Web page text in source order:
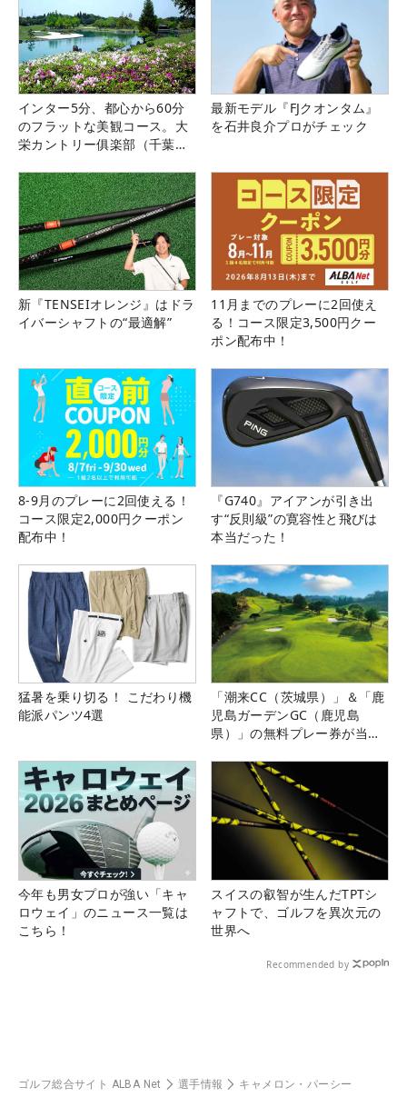
インター5分、都心から60分
のフラットな美観コース。大
栄カントリー俱楽部（千葉
最新モデル『FJクオンタム』
を石井良介プロがチェック
新『TENSEIオレンジ』はドラ
イバーシャフトの“最適解”
11月までのプレーに2回使え
る！コース限定3,500円クー
ポン配布中！
8-9月のプレーに2回使える！
コース限定2,000円クーポン
配布中！
『G740』アイアンが引き出
す“反則級”の寛容性と飛びは
本当だった！
猛暑を乗り切る！ こだわり機
能派パンツ4選
「潮来CC（茨城県）」＆「鹿
児島ガーデンGC（鹿児島
県）」の無料プレー券が当た
今年も男女プロが強い「キャ
ロウェイ」のニュース一覧は
こちら！
スイスの叡智が生んだTPTシ
ャフトで、ゴルフを異次元の
世界へ
Recommended by
ゴルフ総合サイト ALBA Net 選手情報 キャメロン・パーシー